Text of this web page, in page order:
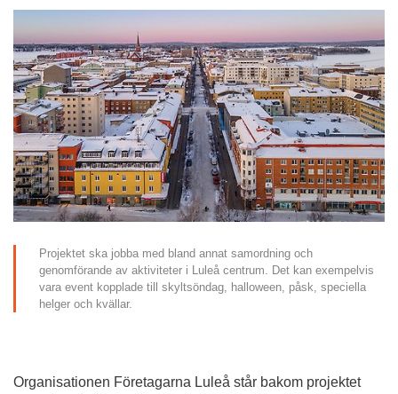
Projektet ska jobba med bland annat samordning och
genomförande av aktiviteter i Luleå centrum. Det kan exempelvis
vara event kopplade till skyltsöndag, halloween, påsk, speciella
helger och kvällar.
Organisationen Företagarna Luleå står bakom projektet